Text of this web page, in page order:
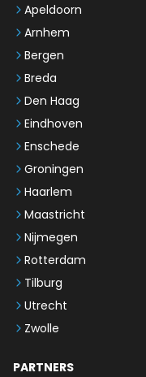
Apeldoorn
Arnhem
Bergen
Breda
Den Haag
Eindhoven
Enschede
Groningen
Haarlem
Maastricht
Nijmegen
Rotterdam
Tilburg
Utrecht
Zwolle
PARTNERS